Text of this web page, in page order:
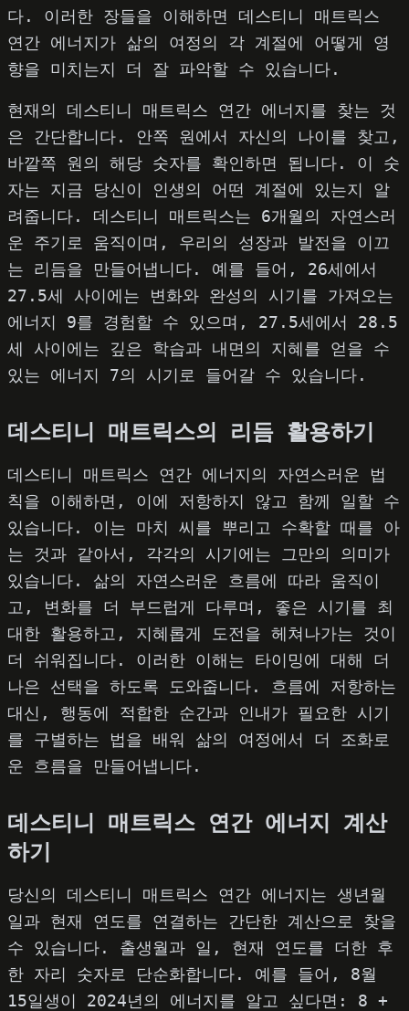
다. 이러한 장들을 이해하면 데스티니 매트릭스
연간 에너지가 삶의 여정의 각 계절에 어떻게 영
향을 미치는지 더 잘 파악할 수 있습니다.
현재의 데스티니 매트릭스 연간 에너지를 찾는 것
은 간단합니다. 안쪽 원에서 자신의 나이를 찾고,
바깥쪽 원의 해당 숫자를 확인하면 됩니다. 이 숫
자는 지금 당신이 인생의 어떤 계절에 있는지 알
려줍니다. 데스티니 매트릭스는 6개월의 자연스러
운 주기로 움직이며, 우리의 성장과 발전을 이끄
는 리듬을 만들어냅니다. 예를 들어, 26세에서
27.5세 사이에는 변화와 완성의 시기를 가져오는
에너지 9를 경험할 수 있으며, 27.5세에서 28.5
세 사이에는 깊은 학습과 내면의 지혜를 얻을 수
있는 에너지 7의 시기로 들어갈 수 있습니다.
데스티니 매트릭스의 리듬 활용하기
데스티니 매트릭스 연간 에너지의 자연스러운 법
칙을 이해하면, 이에 저항하지 않고 함께 일할 수
있습니다. 이는 마치 씨를 뿌리고 수확할 때를 아
는 것과 같아서, 각각의 시기에는 그만의 의미가
있습니다. 삶의 자연스러운 흐름에 따라 움직이
고, 변화를 더 부드럽게 다루며, 좋은 시기를 최
대한 활용하고, 지혜롭게 도전을 헤쳐나가는 것이
더 쉬워집니다. 이러한 이해는 타이밍에 대해 더
나은 선택을 하도록 도와줍니다. 흐름에 저항하는
대신, 행동에 적합한 순간과 인내가 필요한 시기
를 구별하는 법을 배워 삶의 여정에서 더 조화로
운 흐름을 만들어냅니다.
데스티니 매트릭스 연간 에너지 계산
하기
당신의 데스티니 매트릭스 연간 에너지는 생년월
일과 현재 연도를 연결하는 간단한 계산으로 찾을
수 있습니다. 출생월과 일, 현재 연도를 더한 후
한 자리 숫자로 단순화합니다. 예를 들어, 8월
15일생이 2024년의 에너지를 알고 싶다면: 8 +